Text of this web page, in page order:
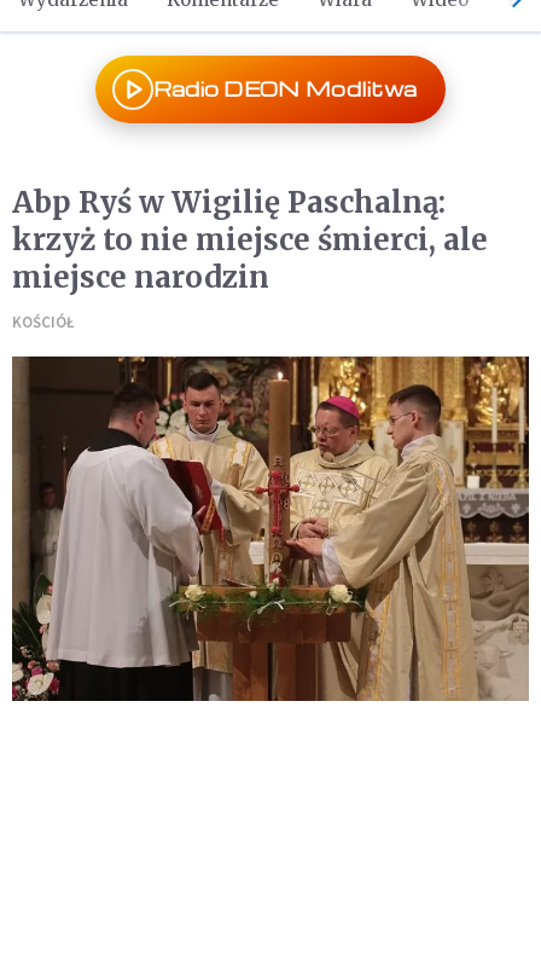
Radio DEON Modlitwa
Abp Ryś w Wigilię Paschalną:
krzyż to nie miejsce śmierci, ale
miejsce narodzin
KOŚCIÓŁ